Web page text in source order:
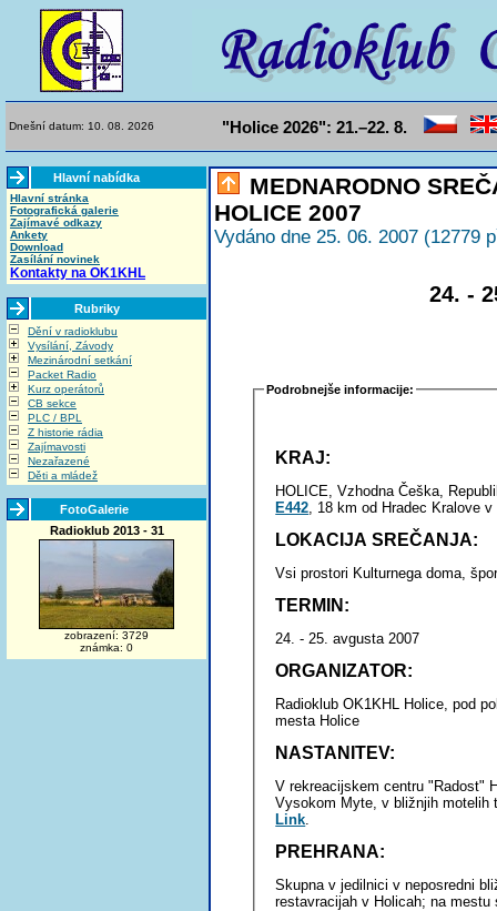
Dnešní datum: 10. 08. 2026 "Holice 2026": 21.–22. 8.
Hlavní nabídka
Hlavní stránka
Fotografická galerie
Zajímavé odkazy
Ankety
Download
Zasílání novinek
Kontakty na OK1KHL
Rubriky
Dění v radioklubu
Vysílání, Závody
Mezinárodní setkání
Packet Radio
Kurz operátorů
CB sekce
PLC / BPL
Z historie rádia
Zajímavosti
Nezařazené
Děti a mládež
FotoGalerie
Radioklub 2013 - 31
zobrazení: 3729
známka: 0
MEDNARODNO
HOLICE 2007
Vydáno dne 25. 06. 2007 (12779
24. -
Podrobnejše informacije:
KRAJ:
HOLICE, Vzhodna Češka,
E442 , 18 km od Hradec Kralove
LOKACIJA SREČANJA:
Vsi prostori Kulturnega doma,
TERMIN:
24. - 25. avgusta 2007
ORGANIZATOR:
Radioklub OK1KHL Holice, pod pokroviteljstvom Češkega radiokluba in župana
mesta Holice
NASTANITEV:
V rekreacijskem centru "Radost"
Vysokom Myte, v bližnjih motelih
Link
PREHRANA:
Skupna v jedilnici v neposredni
restavracijah v Holicah; na